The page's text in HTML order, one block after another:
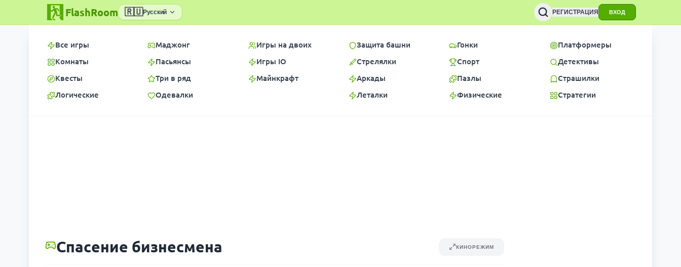
FlashRoom 🇷🇺Русский РЕГИСТРАЦИЯ ВХОД
Все игры
Комнаты
Квесты
Логические
Маджонг
Пасьянсы
Три в ряд
Одевалки
Игры на двоих
Игры IO
Майнкрафт
Защита башни
Стрелялки
Аркады
Леталки
Гонки
Спорт
Пазлы
Физические
Платформеры
Детективы
Страшилки
Стратегии
Спасение бизнесмена КИНОРЕЖИМ